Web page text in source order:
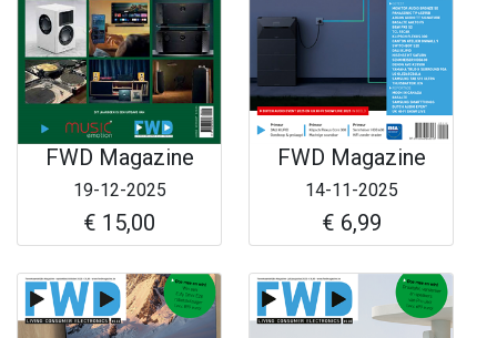
FWD Magazine
19-12-2025
€ 15,00
FWD Magazine
14-11-2025
€ 6,99